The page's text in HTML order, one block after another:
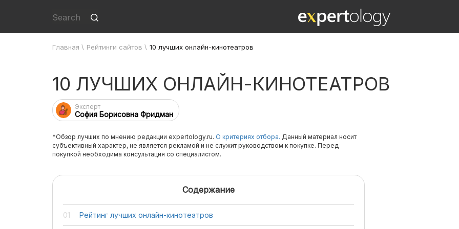
Главная \ Рейтинги сайтов \ 10 лучших онлайн-кинотеатров
10 ЛУЧШИХ ОНЛАЙН-КИНОТЕАТРОВ
Эксперт
София Борисовна Фридман
*Обзор лучших по мнению редакции expertology.ru. О критериях отбора. Данный материал носит
субъективный характер, не является рекламой и не служит руководством к покупке. Перед
покупкой необходима консультация со специалистом.
Содержание
Рейтинг лучших онлайн-кинотеатров